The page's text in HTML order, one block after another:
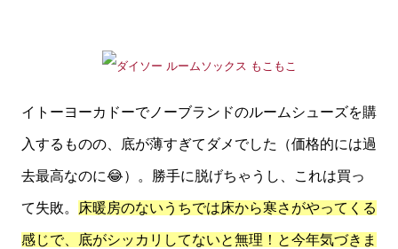
イトーヨーカドーでノーブランドのルームシューズを購
入するものの、底が薄すぎてダメでした（価格的には過
去最高なのに😂）。勝手に脱げちゃうし、これは買っ
て失敗。 床暖房のないうちでは床から寒さがやってくる
感じで、底がシッカリしてないと無理！と今年気づきま